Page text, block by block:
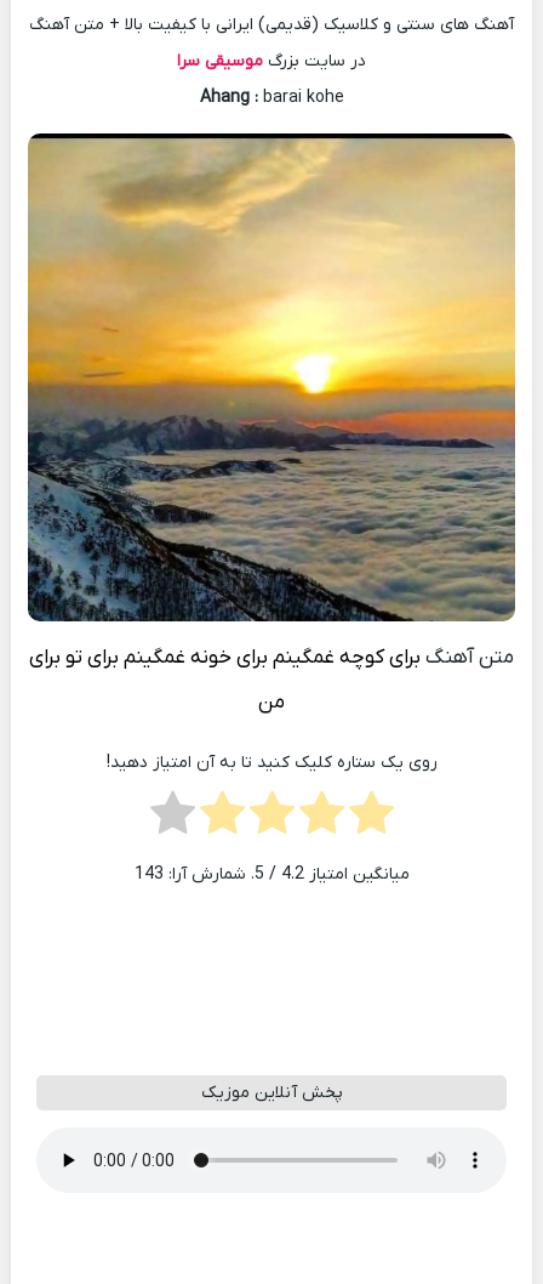
آهنگ های سنتی و کلاسیک (قدیمی) ایرانی با کیفیت بالا + متن آهنگ
در سایت بزرگ موسیقی سرا
Ahang :barai kohe
متن آهنگ برای کوچه غمگینم برای خونه غمگینم برای تو برای
من
روی یک ستاره کلیک کنید تا به آن امتیاز دهید!
میانگین امتیاز4.2 / 5. شمارش آرا: 143
پخش آنلاین موزیک